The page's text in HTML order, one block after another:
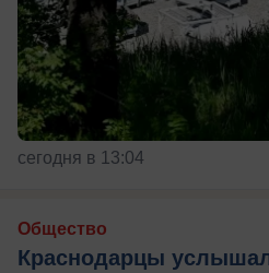
сегодня в 13:04
Общество
Краснодарцы